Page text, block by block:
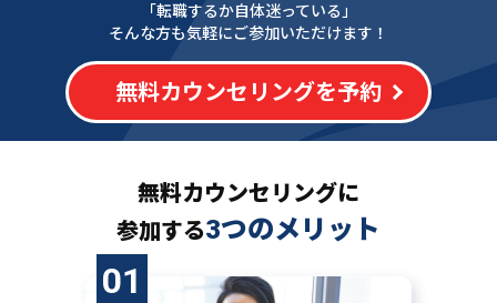
「転職するか自体迷っている」
そんな方も気軽にご参加いただけます！
無料カウンセリングを予約
無料カウンセリングに
参加する3つのメリット
01